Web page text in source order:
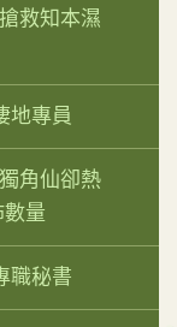
救知本濕
地專員
角仙卻熱
量
職秘書